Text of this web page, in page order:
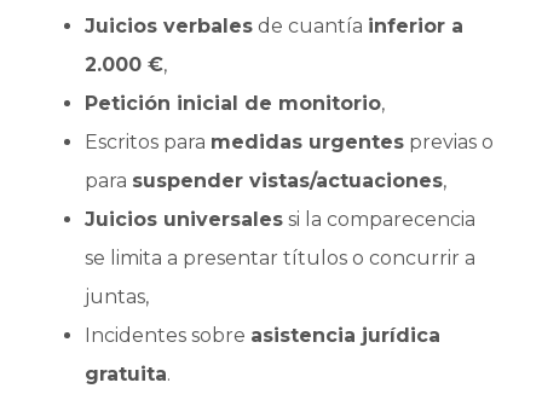
Juicios verbales de cuantía inferior a
2.000 €,
Petición inicial de monitorio,
Escritos para medidas urgentes previas o
para suspender vistas/actuaciones,
Juicios universales si la comparecencia
se limita a presentar títulos o concurrir a
juntas,
Incidentes sobre asistencia jurídica
gratuita.